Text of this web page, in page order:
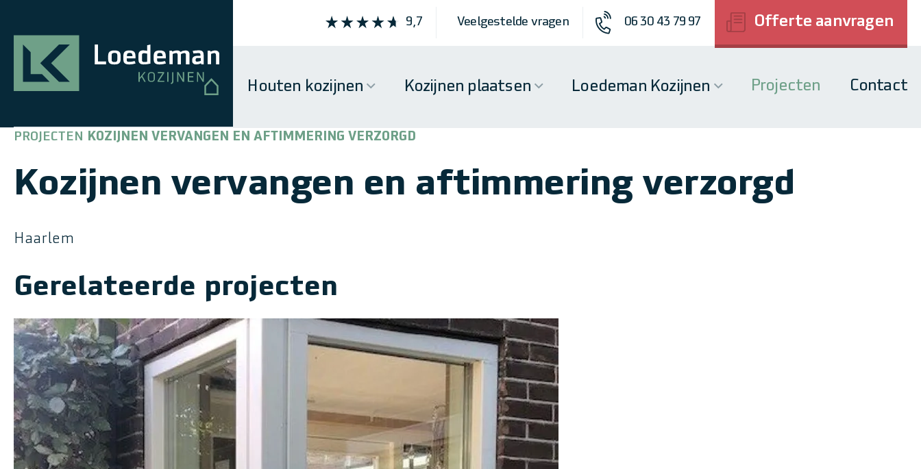
9,7 Veelgestelde vragen 06 30 43 79 97 Offerte aanvragen
Houten kozijnen Kozijnen plaatsen Loedeman Kozijnen Projecten Contact
PROJECTEN KOZIJNEN VERVANGEN EN AFTIMMERING VERZORGD
Kozijnen vervangen en aftimmering verzorgd
Haarlem
Gerelateerde projecten